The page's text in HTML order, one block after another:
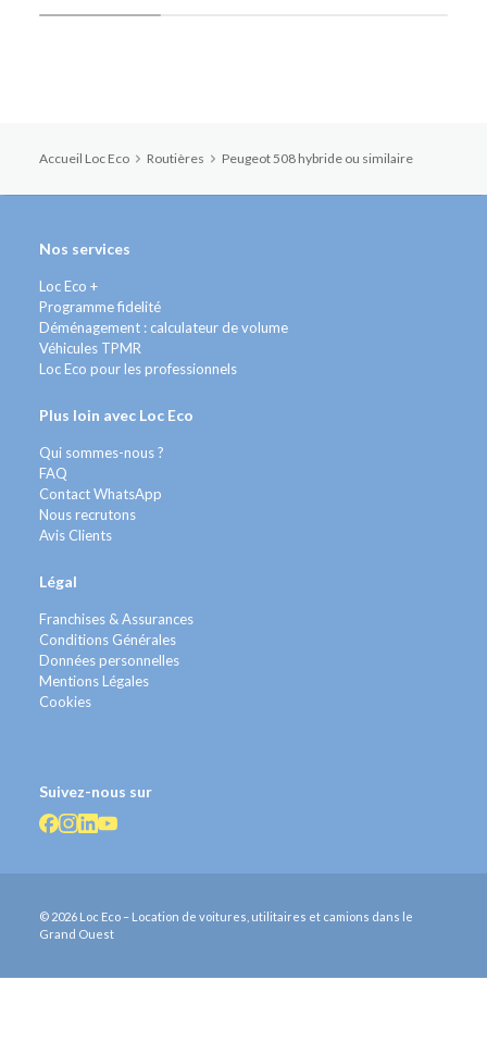
Accueil Loc Eco Routières Peugeot 508 hybride ou similaire
Nos services
Loc Eco +
Programme fidelité
Déménagement : calculateur de volume
Véhicules TPMR
Loc Eco pour les professionnels
Plus loin avec Loc Eco
Qui sommes-nous ?
FAQ
Contact WhatsApp
Nous recrutons
Avis Clients
Légal
Franchises & Assurances
Conditions Générales
Données personnelles
Mentions Légales
Cookies
Suivez-nous sur
© 2026 Loc Eco – Location de voitures, utilitaires et camions dans le
Grand Ouest